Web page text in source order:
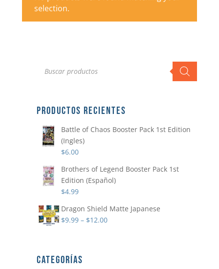
selection.
productos
PRODUCTOS RECIENTES
Battle of Chaos Booster Pack 1st Edition
(Ingles)
$6.00
Brothers of Legend Booster Pack 1st
Edition (Español)
$4.99
Dragon Shield Matte Japanese
$9.99– $12.00
CATEGORÍAS